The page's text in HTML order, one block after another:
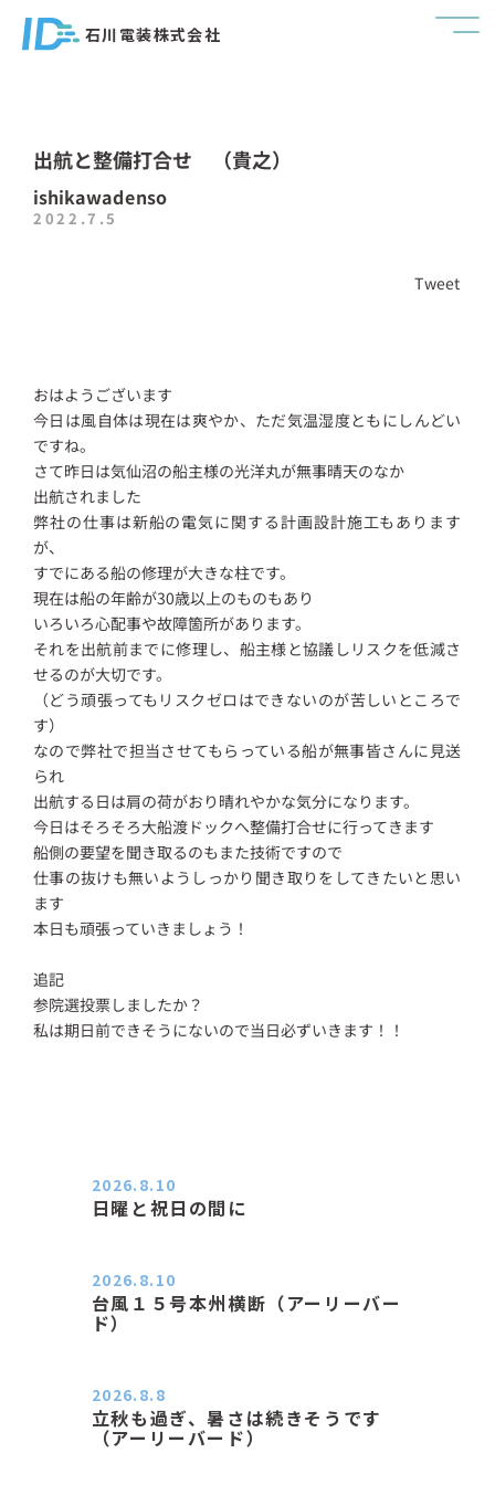
石川電装株式会社
出航と整備打合せ （貴之）
ishikawadenso
2022.7.5
Tweet
おはようございます
今日は風自体は現在は爽やか、ただ気温湿度ともにしんどい
ですね。
さて昨日は気仙沼の船主様の光洋丸が無事晴天のなか
出航されました
弊社の仕事は新船の電気に関する計画設計施工もあります
が、
すでにある船の修理が大きな柱です。
現在は船の年齢が30歳以上のものもあり
いろいろ心配事や故障箇所があります。
それを出航前までに修理し、船主様と協議しリスクを低減さ
せるのが大切です。
（どう頑張ってもリスクゼロはできないのが苦しいところで
す）
なので弊社で担当させてもらっている船が無事皆さんに見送
られ
出航する日は肩の荷がおり晴れやかな気分になります。
今日はそろそろ大船渡ドックへ整備打合せに行ってきます
船側の要望を聞き取るのもまた技術ですので
仕事の抜けも無いようしっかり聞き取りをしてきたいと思い
ます
本日も頑張っていきましょう！
追記
参院選投票しましたか？
私は期日前できそうにないので当日必ずいきます！！
日曜と祝日の間に
2026.8.10
台風１５号本州横断（アーリーバー
ド）
2026.8.10
立秋も過ぎ、暑さは続きそうです
（アーリーバード）
2026.8.8